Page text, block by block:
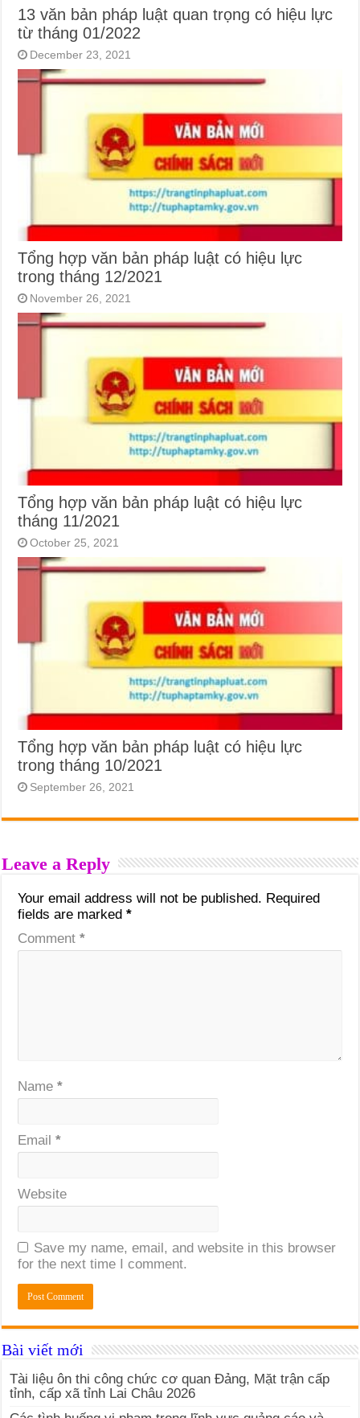
13 văn bản pháp luật quan trọng có hiệu lực
từ tháng 01/2022
December 23, 2021
Tổng hợp văn bản pháp luật có hiệu lực
trong tháng 12/2021
November 26, 2021
Tổng hợp văn bản pháp luật có hiệu lực
tháng 11/2021
October 25, 2021
Tổng hợp văn bản pháp luật có hiệu lực
trong tháng 10/2021
September 26, 2021
Leave a Reply
Your email address will not be published. Required
fields are marked*
Comment*
Name*
Email*
Website
Save my name, email, and website in this browser
for the next time I comment.
Bài viết mới
Tài liệu ôn thi công chức cơ quan Đảng, Mặt trận cấp
tỉnh, cấp xã tỉnh Lai Châu 2026